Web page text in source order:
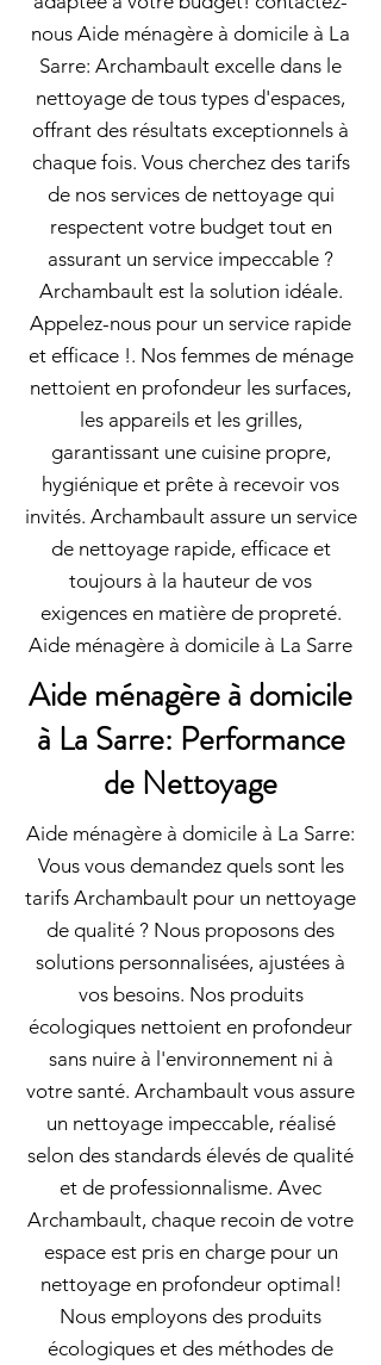
nous Aide ménagère à domicile à La
Sarre: Archambault excelle dans le
nettoyage de tous types d'espaces,
offrant des résultats exceptionnels à
chaque fois. Vous cherchez des tarifs
de nos services de nettoyage qui
respectent votre budget tout en
assurant un service impeccable ?
Archambault est la solution idéale.
Appelez-nous pour un service rapide
et efficace !. Nos femmes de ménage
nettoient en profondeur les surfaces,
les appareils et les grilles,
garantissant une cuisine propre,
hygiénique et prête à recevoir vos
invités. Archambault assure un service
de nettoyage rapide, efficace et
toujours à la hauteur de vos
exigences en matière de propreté.
Aide ménagère à domicile à La Sarre
Aide ménagère à domicile
à La Sarre: Performance
de Nettoyage
Aide ménagère à domicile à La Sarre:
Vous vous demandez quels sont les
tarifs Archambault pour un nettoyage
de qualité ? Nous proposons des
solutions personnalisées, ajustées à
vos besoins. Nos produits
écologiques nettoient en profondeur
sans nuire à l'environnement ni à
votre santé. Archambault vous assure
un nettoyage impeccable, réalisé
selon des standards élevés de qualité
et de professionnalisme. Avec
Archambault, chaque recoin de votre
espace est pris en charge pour un
nettoyage en profondeur optimal!
Nous employons des produits
écologiques et des méthodes de